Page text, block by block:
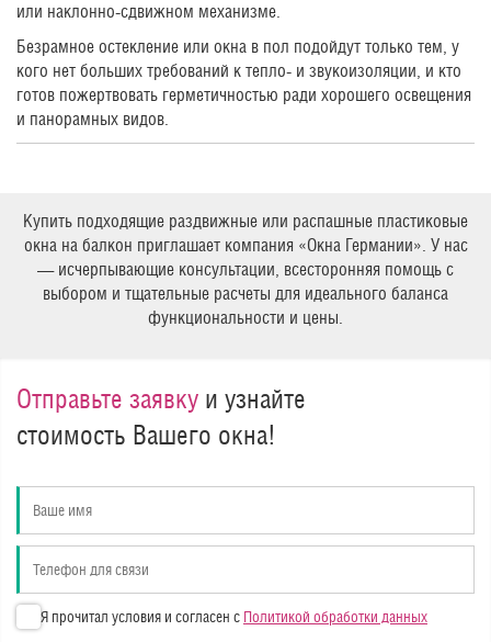
или наклонно-сдвижном механизме.
Безрамное остекление или окна в пол подойдут только тем, у
кого нет больших требований к тепло- и звукоизоляции, и кто
готов пожертвовать герметичностью ради хорошего освещения
и панорамных видов.
Купить подходящие раздвижные или распашные пластиковые
окна на балкон приглашает компания «Окна Германии». У нас
— исчерпывающие консультации, всесторонняя помощь с
выбором и тщательные расчеты для идеального баланса
функциональности и цены.
Отправьте заявку и узнайте
стоимость Вашего окна!
Я прочитал условия и согласен с Политикой обработки данных